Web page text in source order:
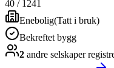
40 / 1241
Enebolig(Tatt i bruk)
Bekreftet bygg
2 andre selskaper